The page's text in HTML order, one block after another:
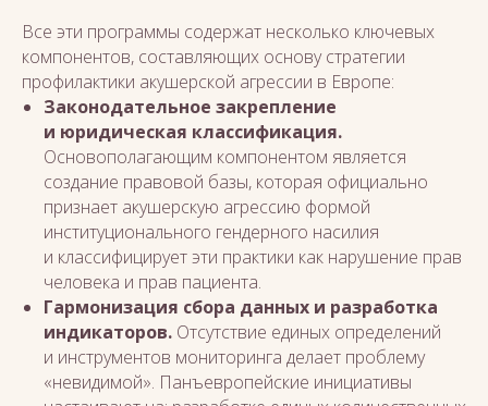
Все эти программы содержат несколько ключевых
компонентов, составляющих основу стратегии
профилактики акушерской агрессии в Европе:
Законодательное закрепление
и юридическая классификация.
Основополагающим компонентом является
создание правовой базы, которая официально
признает акушерскую агрессию формой
институционального гендерного насилия
и классифицирует эти практики как нарушение прав
человека и прав пациента.
Гармонизация сбора данных и разработка
индикаторов. Отсутствие единых определений
и инструментов мониторинга делает проблему
«невидимой». Панъевропейские инициативы